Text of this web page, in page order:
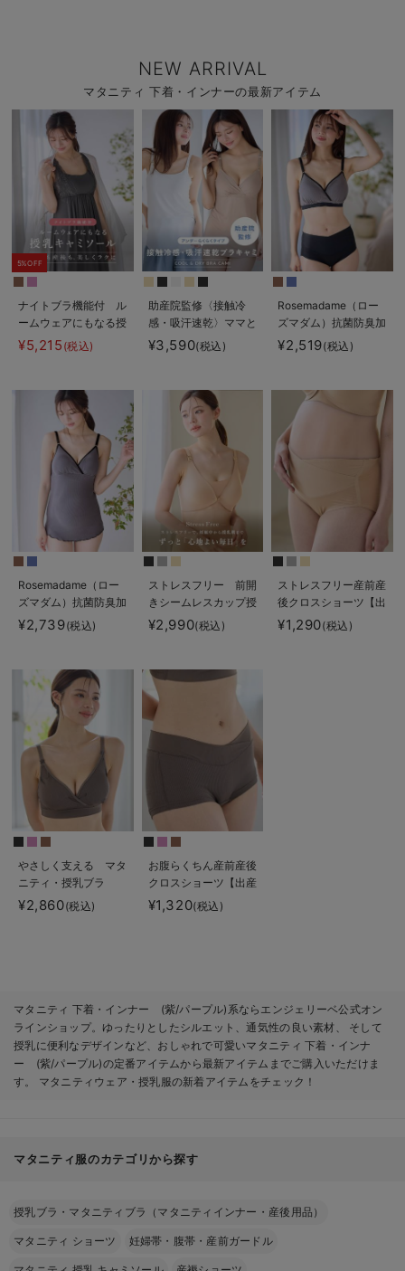
NEW ARRIVAL
マタニティ 下着・インナーの最新アイテム
5%OFF
ナイトブラ機能付 ル
ームウェアにもなる授
乳キャミソール
¥5,215 (税込)
助産院監修〈接触冷
感・吸汗速乾〉ママと
つくったふんわり授乳
ブラキャミ アンダー
¥3,590(税込)
Rosemadame（ロー
ズマダム）抗菌防臭加
工バイカラー授乳ブラ
¥2,519(税込)
Rosemadame（ロー
ズマダム）抗菌防臭加
工バイカラー授乳キャ
ミソール
¥2,739(税込)
ストレスフリー 前開
きシームレスカップ授
乳ブラ 脇高 垂れ防
止 ｜ マタニティ・授
¥2,990(税込)
ストレスフリー産前産
後クロスショーツ【出
産後も長く使える】
¥1,290(税込)
やさしく支える マタ
ニティ・授乳ブラ
¥2,860(税込)
お腹らくちん産前産後
クロスショーツ【出産
後も長く使える】
¥1,320(税込)
マタニティ 下着・インナー (紫/パープル)系ならエンジェリーベ公式オン
ラインショップ。ゆったりとしたシルエット、通気性の良い素材、 そして
授乳に便利なデザインなど、おしゃれで可愛いマタニティ 下着・インナ
ー (紫/パープル)の定番アイテムから最新アイテムまでご購入いただけま
す。 マタニティウェア・授乳服の新着アイテムをチェック！
マタニティ服のカテゴリから探す
授乳ブラ・マタニティブラ（マタニティインナー・産後用品）
マタニティ ショーツ 妊婦帯・腹帯・産前ガードル